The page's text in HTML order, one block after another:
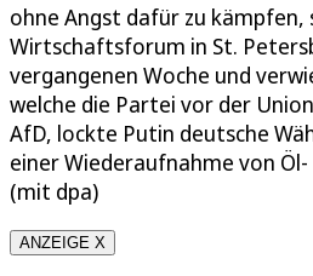
ohne Angst dafür zu
Wirtschaftsforum in St.
vergangenen Woche und
welche die Partei vor der
AfD, lockte Putin deutsche
einer Wiederaufnahme von
(mit dpa)
ANZEIGE X